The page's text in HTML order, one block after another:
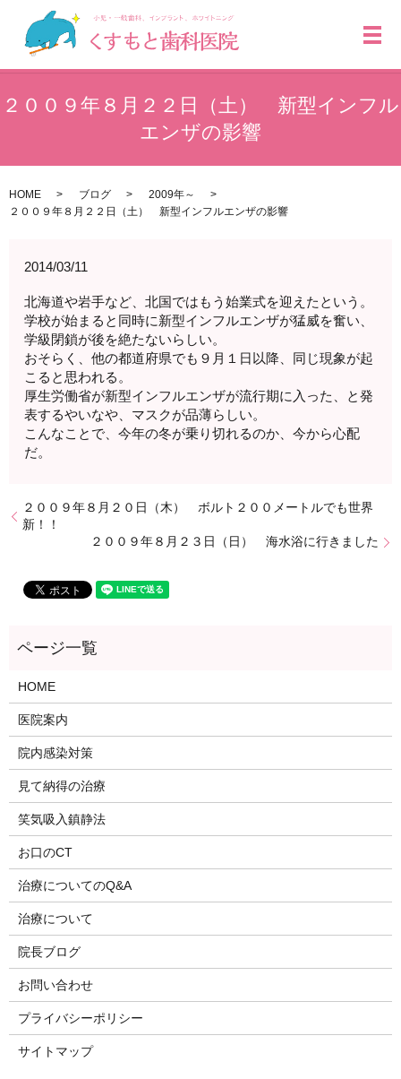
メ
２００９年８月２２日（土） 新型インフル
エンザの影響
HOME ブログ
2009年～
２００９年８月２２日（土） 新型インフルエンザの影響
2014/03/11
北海道や岩手など、北国ではもう始業式を迎えたという。
学校が始まると同時に新型インフルエンザが猛威を奮い、
学級閉鎖が後を絶たないらしい。
おそらく、他の都道府県でも９月１日以降、同じ現象が起
こると思われる。
厚生労働省が新型インフルエンザが流行期に入った、と発
表するやいなや、マスクが品薄らしい。
こんなことで、今年の冬が乗り切れるのか、今から心配
だ。
２００９年８月２０日（木） ボルト２００メートルでも世界
新！！
２００９年８月２３日（日） 海水浴に行きました
HOME
医院案内
院内感染対策
見て納得の治療
笑気吸入鎮静法
お口のCT
治療についてのQ&A
治療について
院長ブログ
お問い合わせ
プライバシーポリシー
サイトマップ